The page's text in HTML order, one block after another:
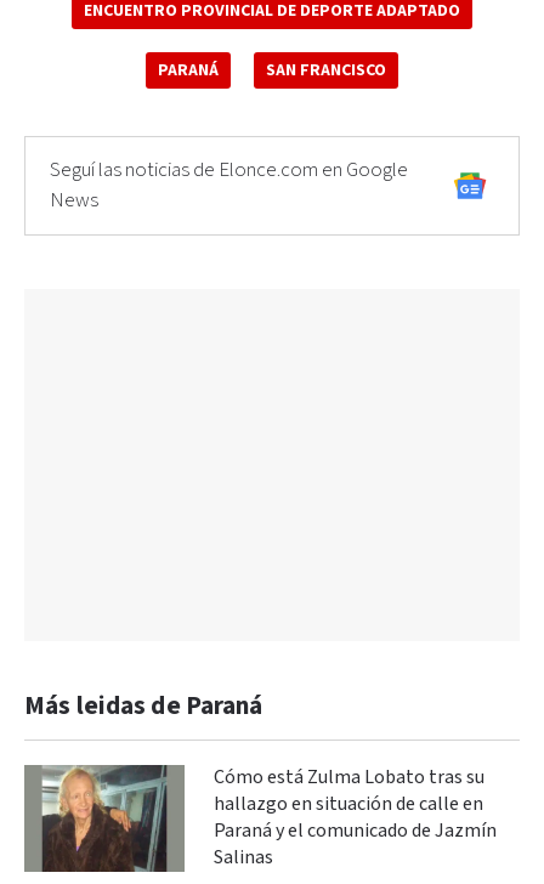
ENCUENTRO PROVINCIAL DE DEPORTE ADAPTADO
PARANÁ SAN FRANCISCO
Seguí las noticias de Elonce.com en Google
News
Más leidas de Paraná
Cómo está Zulma Lobato tras su
hallazgo en situación de calle en
Paraná y el comunicado de Jazmín
Salinas